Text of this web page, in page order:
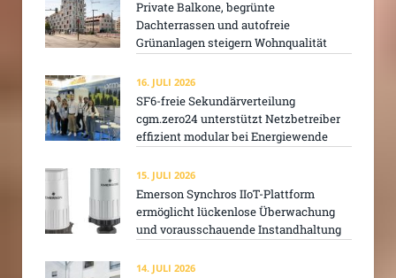
Private Balkone, begrünte
Dachterrassen und autofreie
Grünanlagen steigern Wohnqualität
16. JULI 2026
SF6-freie Sekundärverteilung
cgm.zero24 unterstützt Netzbetreiber
effizient modular bei Energiewende
15. JULI 2026
Emerson Synchros IIoT-Plattform
ermöglicht lückenlose Überwachung
und vorausschauende Instandhaltung
14. JULI 2026